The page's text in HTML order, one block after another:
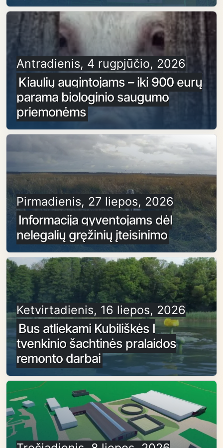
Antradienis, 4 rugpjūčio, 2026
Kiaulių augintojams – iki 900 eurų
parama biologinio saugumo
priemonėms
Pirmadienis, 27 liepos, 2026
Informacija gyventojams dėl
nelegalių gręžinių įteisinimo
Ketvirtadienis, 16 liepos, 2026
Bus atliekami Kubiliškės I
tvenkinio šachtinės pralaidos
remonto darbai